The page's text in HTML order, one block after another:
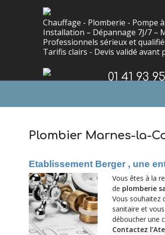
Chauffage - Plomberie - Pompe
Installation – Dépannage 7J/7 –
Professionnels sérieux et
Tarifis clairs - Devis validé avant
01 41 93
Plombier Marnes-la-
Etablissement Berger , une
Vous êtes à la
de plomberie
Vous souhaitez
sanitaire et
déboucher une
Contactez